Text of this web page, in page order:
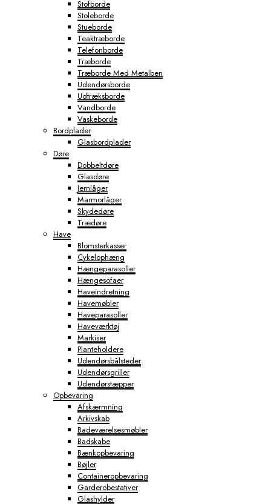
Stofborde
Stoleborde
Stueborde
Teaktræborde
Telefonborde
Træborde
Træborde Med Metalben
Udendørsborde
Udtræksborde
Vandborde
Vaskeborde
Bordplader
Glasbordplader
Døre
Dobbeltdøre
Glasdøre
Jernlåger
Marmorlåger
Skydedøre
Trædøre
Have
Blomsterkasser
Cykelophæng
Hængeparasoller
Hængesofaer
Haveindretning
Havemøbler
Haveparasoller
Haveværktøj
Markiser
Planteholdere
Udendørsbålsteder
Udendørsgriller
Udendørstæpper
Opbevaring
Afskærmning
Arkivskab
Badeværelsesmøbler
Badskabe
Bænkopbevaring
Bøjler
Containeropbevaring
Garderobestativer
Glashylder